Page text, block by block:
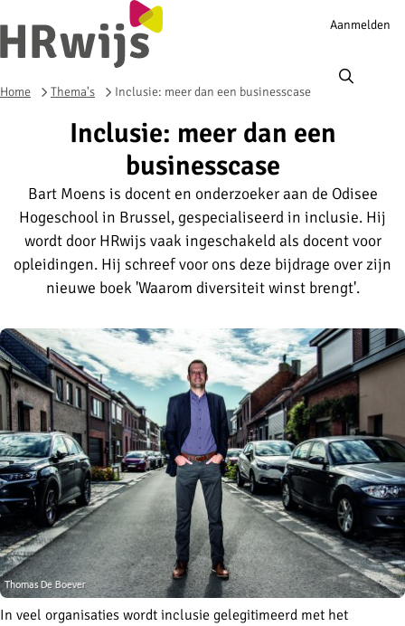
Account
Aanmelden
Home Thema's Inclusie: meer dan een businesscase
Inclusie: meer dan een
businesscase
Bart Moens is docent en onderzoeker aan de Odisee
Hogeschool in Brussel, gespecialiseerd in inclusie. Hij
wordt door HRwijs vaak ingeschakeld als docent voor
opleidingen. Hij schreef voor ons deze bijdrage over zijn
nieuwe boek 'Waarom diversiteit winst brengt'.
In veel organisaties wordt inclusie gelegitimeerd met het